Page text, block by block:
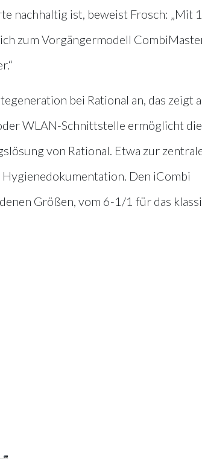
nachhaltig ist, beweist Frosch: „Mit
zum Vorgängermodell
bei Rational an, das zeigt
WLAN-Schnittstelle ermöglicht die
von Rational. Etwa zur
Den iCombi
Größen, vom 6-1/1 für das